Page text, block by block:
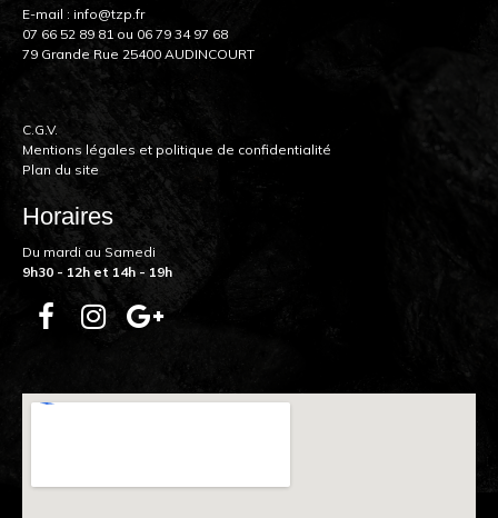
E-mail : info@tzp.fr
07 66 52 89 81 ou 06 79 34 97 68
79 Grande Rue 25400 AUDINCOURT
C.G.V.
Mentions légales et politique de confidentialité
Plan du site
Horaires
Du mardi au Samedi
9h30 - 12h et 14h - 19h